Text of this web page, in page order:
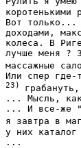
Вот только...
доходами,
колеса. В
лучше меня ?
массажные
23)
... Мысль, как
... И все-же
я завтра в
у них
...